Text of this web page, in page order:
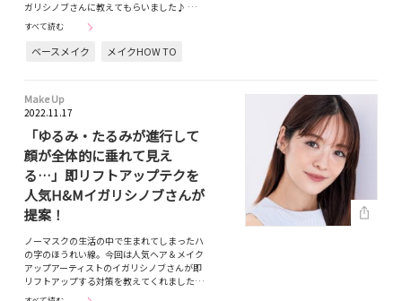
ガリシノブさんに教えてもらいました♪ …
すべて読む
ベースメイク メイクHOW TO
Make Up
2022.11.17
「ゆるみ・たるみが進行して
顔が全体的に垂れて見え
る…」即リフトアップテクを
人気H&Mイガリシノブさんが
提案！
ノーマスクの生活の中で生まれてしまったハ
の字のほうれい線。今回は人気ヘア＆メイク
アップアーティストのイガリシノブさんが即
リフトアップする対策を教えてくれました…